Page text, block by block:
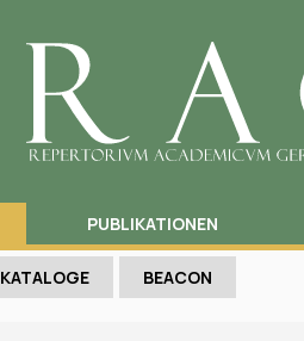
PUBLIKATIONEN
KATALOGE BEACON